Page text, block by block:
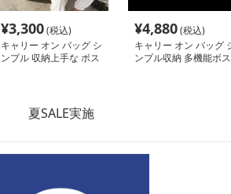
¥3,300(税込)
キャリー オン バッグ シ
ンプル 収納上手な ボス
¥4,880(税込)
キャリー オン バッグ
ンプル収納 多機能ボス